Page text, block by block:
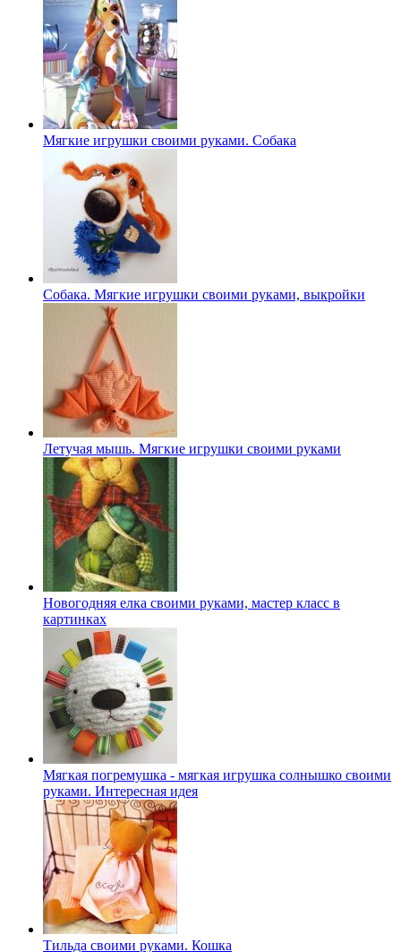
Мягкие игрушки своими руками. Собака
Собака. Мягкие игрушки своими руками, выкройки
Летучая мышь. Мягкие игрушки своими руками
Новогодняя елка своими руками, мастер класс в
картинках
Мягкая погремушка - мягкая игрушка солнышко своими
руками. Интересная идея
Тильда своими руками. Кошка